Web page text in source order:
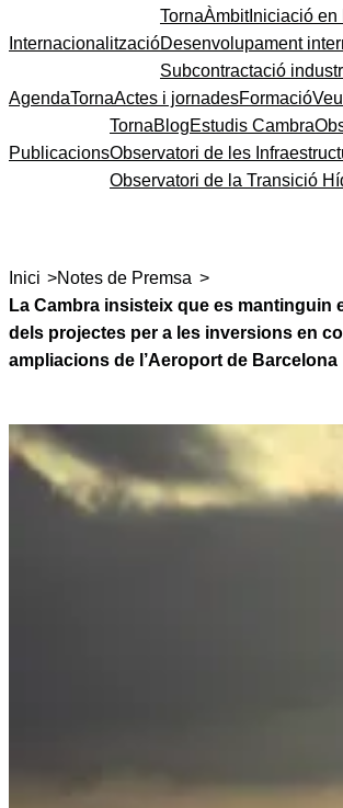
Internacionalització
TornaÀmbitIniciació en
Desenvolupament
Subcontractació
AgendaTornaActes i jornadesFormació
Publicacions
TornaBlogEstudis Cambra
Observatori de les
Observatori de la Transició
Inici >Notes de Premsa >
La Cambra insisteix que es mantinguin
dels projectes per a les inversions en
ampliacions de l’Aeroport de Barcelona